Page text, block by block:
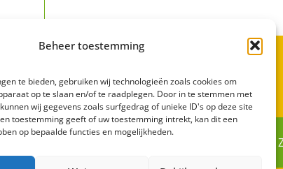
Beheer toestemming
te bieden, gebruiken wij technologieën zoals cookies om
op te slaan en/of te raadplegen. Door in te stemmen met
wij gegevens zoals surfgedrag of unieke ID's op deze site
toestemming geeft of uw toestemming intrekt, kan dit een
op bepaalde functies en mogelijkheden.